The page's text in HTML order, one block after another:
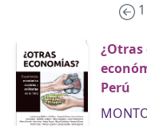
1
¿Otras
Perú